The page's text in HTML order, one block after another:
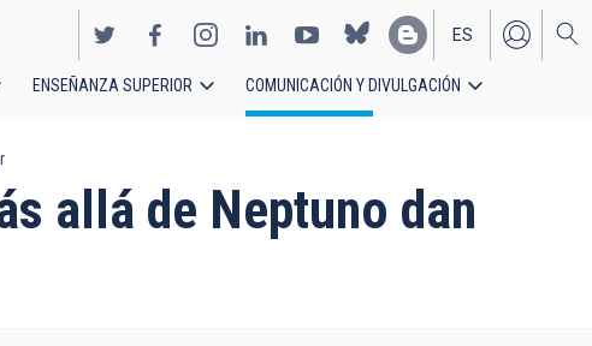
EN
ES
ENSEÑANZA SUPERIOR COMUNICACIÓN Y DIVULGACIÓN
allá de Neptuno dan